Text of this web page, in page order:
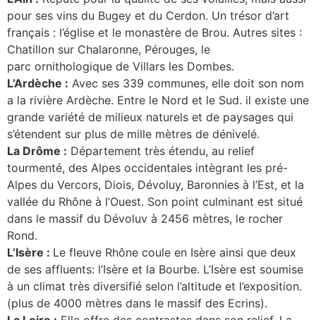
pour ses vins du Bugey et du Cerdon. Un trésor d’art
français : l’église et le monastère de Brou. Autres sites :
Chatillon sur Chalaronne, Pérouges, le
parc ornithologique de Villars les Dombes.
L’Ardèche : Avec ses 339 communes, elle doit son nom
a la rivière Ardèche. Entre le Nord et le Sud. il existe une
grande variété de milieux naturels et de paysages qui
s’étendent sur plus de mille mètres de dénivelé.
La Drôme : Département très étendu, au relief
tourmenté, des Alpes occidentales intègrant les pré-
Alpes du Vercors, Diois, Dévoluy, Baronnies à l’Est, et la
vallée du Rhône à l’Ouest. Son point culminant est situé
dans le massif du Dévoluv à 2456 mètres, le rocher
Rond.
L’Isère : Le fleuve Rhône coule en Isère ainsi que deux
de ses affluents: l’Isère et la Bourbe. L’Isère est soumise
à un climat très diversifié selon l’altitude et l’exposition.
(plus de 4000 mètres dans le massif des Ecrins).